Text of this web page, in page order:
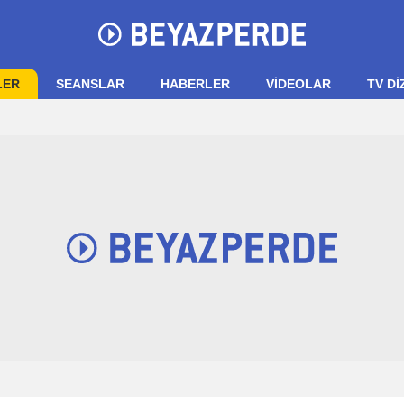
SEANSLAR HABERLER VIDEOLAR TV